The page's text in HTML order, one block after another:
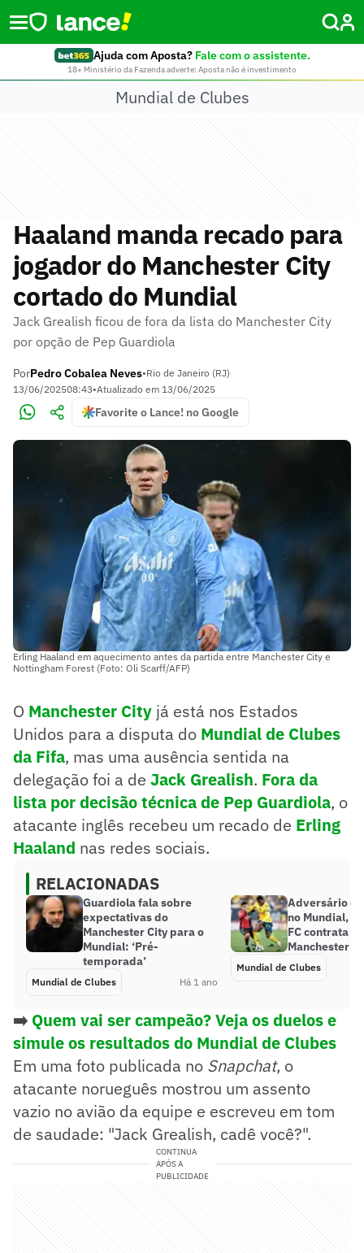
Ajuda com Aposta? Fale com o assistente.
18+ Ministério da Fazenda adverte: Aposta não é investimento
Mundial de Clubes
Haaland manda recado para
jogador do Manchester City
cortado do Mundial
Jack Grealish ficou de fora da lista do Manchester City
por opção de Pep Guardiola
PorPedro Cobalea Neves•Rio de Janeiro (RJ)
13/06/202508:43•Atualizado em 13/06/2025
Favorite o Lance! no Google
Erling Haaland em aquecimento antes da partida entre Manchester City e
Nottingham Forest (Foto: Oli Scarff/AFP)
O Manchester City já está nos Estados
Unidos para a disputa do Mundial de Clubes
da Fifa, mas uma ausência sentida na
delegação foi a de Jack Grealish. Fora da
lista por decisão técnica de Pep Guardiola, o
atacante inglês recebeu um recado de Erling
Haaland nas redes sociais.
RELACIONADAS
Guardiola fala sobre
expectativas do
Manchester City para o
Mundial: ‘Pré-
temporada’
Mundial de Clubes Há 1 ano
Adversário
no Mundial,
FC contrata
Manchester
Mundial de Clubes
➡️ Quem vai ser campeão? Veja os duelos e
simule os resultados do Mundial de Clubes
Em uma foto publicada no Snapchat, o
atacante norueguês mostrou um assento
vazio no avião da equipe e escreveu em tom
de saudade: "Jack Grealish, cadê você?".
CONTINUA
APÓS A
PUBLICIDADE